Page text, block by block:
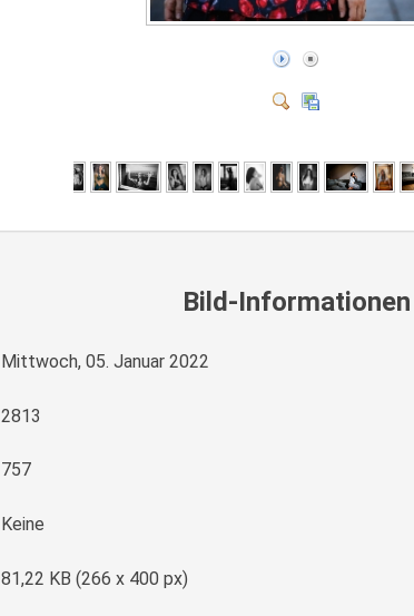
Bild-Informationen
Mittwoch, 05. Januar 2022
2813
757
Keine
81,22 KB (266 x 400 px)